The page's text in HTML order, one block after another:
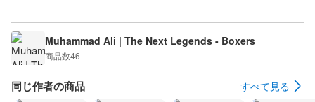
Muhammad Ali | The Next Legends - Boxers
商品数46
同じ作者の商品 すべて見る